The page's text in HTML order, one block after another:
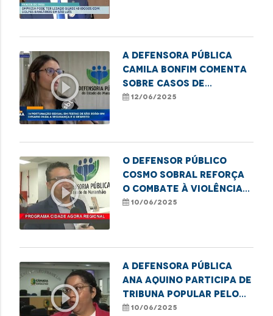
play_circle_outline
A defensora pública
Camila Bonfim comenta
sobre casos de
importunação sexual
12/06/2025
play_circle_outline
O defensor público
Cosmo Sobral reforça
o combate à violência
contra a pessoa idosa
10/06/2025
play_circle_outline
A defensora pública
Ana Aquino participa de
Tribuna Popular pelo
Mês do Orgulho LGBT+
10/06/2025